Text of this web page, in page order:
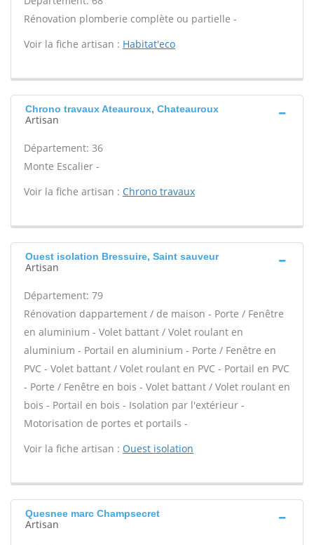
Rénovation plomberie complète ou partielle -
Voir la fiche artisan : Habitat'eco
Chrono travaux Ateauroux, Chateauroux
Artisan
Département: 36
Monte Escalier -
Voir la fiche artisan : Chrono travaux
Ouest isolation Bressuire, Saint sauveur
Artisan
Département: 79
Rénovation dappartement / de maison - Porte / Fenêtre
en aluminium - Volet battant / Volet roulant en
aluminium - Portail en aluminium - Porte / Fenêtre en
PVC - Volet battant / Volet roulant en PVC - Portail en PVC
- Porte / Fenêtre en bois - Volet battant / Volet roulant en
bois - Portail en bois - Isolation par l'extérieur -
Motorisation de portes et portails -
Voir la fiche artisan : Ouest isolation
Quesnee marc Champsecret
Artisan